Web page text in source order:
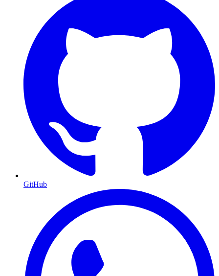
GitHub